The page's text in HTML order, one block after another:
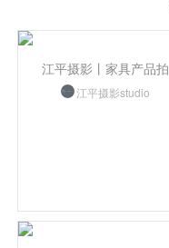
江平摄影丨家具产品拍
江平摄影studio